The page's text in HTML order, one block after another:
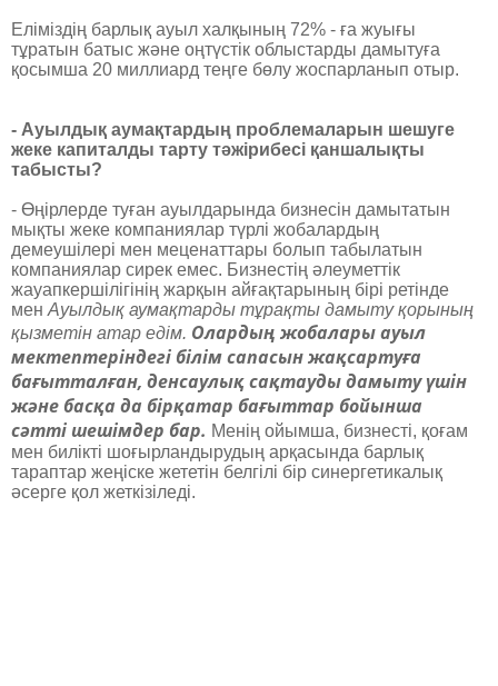
Еліміздің барлық ауыл халқының 72% - ға жуығы
тұратын батыс және оңтүстік облыстарды дамытуға
қосымша 20 миллиард теңге бөлу жоспарланып отыр.
- Ауылдық аумақтардың проблемаларын шешуге
жеке капиталды тарту тәжірибесі қаншалықты
табысты?
- Өңірлерде туған ауылдарында бизнесін дамытатын
мықты жеке компаниялар түрлі жобалардың
демеушілері мен меценаттары болып табылатын
компаниялар сирек емес. Бизнестің әлеуметтік
жауапкершілігінің жарқын айғақтарының бірі ретінде
мен Ауылдық аумақтарды тұрақты дамыту қорының
қызметін атар едім. Олардың жобалары ауыл
мектептеріндегі білім сапасын жақсартуға
бағытталған, денсаулық сақтауды дамыту үшін
және басқа да бірқатар бағыттар бойынша
сәтті шешімдер бар. Менің ойымша, бизнесті, қоғам
мен билікті шоғырландырудың арқасында барлық
тараптар жеңіске жететін белгілі бір синергетикалық
әсерге қол жеткізіледі.